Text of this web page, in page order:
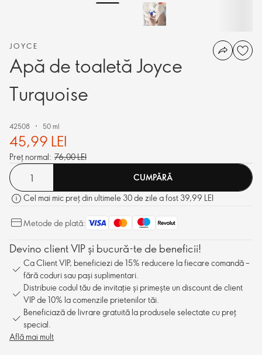
JOYCE
Apă de toaletă Joyce
Turquoise
42508 50 ml
45,99 LEI
Preț normal: 76,00 LEI
CUMPĂRĂ
Cel mai mic preț din ultimele 30 de zile a fost 39,99 LEI
Metode de plată:
Devino client VIP și bucură-te de beneficii!
Ca Client VIP, beneficiezi de 15% reducere la fiecare comandă –
fără coduri sau pași suplimentari.
Distribuie codul tău de invitație și primește un discount de client
VIP de 10% la comenzile prietenilor tăi.
Beneficiază de livrare gratuită la produsele selectate cu preț
special.
Află mai mult